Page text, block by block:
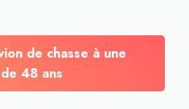
de chasse à une
48 ans